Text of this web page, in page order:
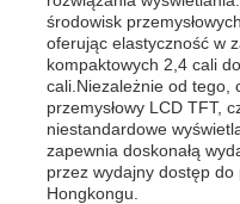
środowisk
oferując elastyczność w
kompaktowych 2,4 cali
cali.Niezależnie od tego,
przemysłowy LCD TFT,
niestandardowe
zapewnia doskonałą
przez wydajny dostęp
Hongkongu.